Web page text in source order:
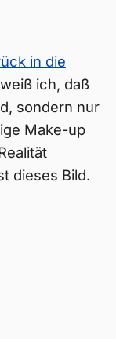
in die
ich, daß
sondern nur
Make-up
dieses Bild.